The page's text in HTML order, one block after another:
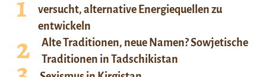
versucht, alternative Energiequellen zu
entwickeln
Alte Traditionen, neue Namen? Sowjetische
Traditionen in Tadschikistan